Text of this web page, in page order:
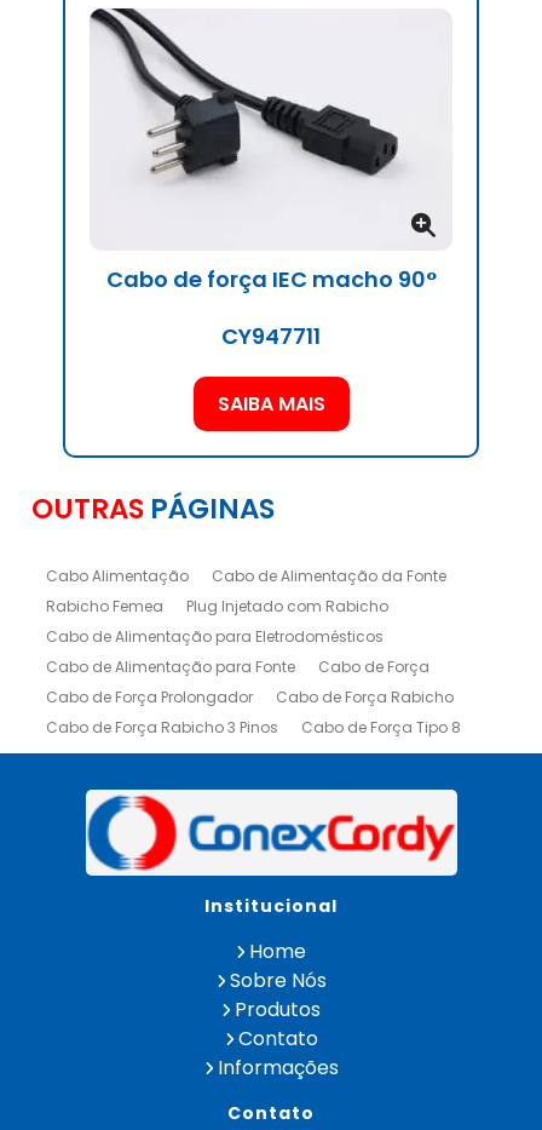
Cabo de força IEC macho 90°
CY947711
SAIBA MAIS
OUTRAS PÁGINAS
Cabo Alimentação
Cabo de Alimentação da Fonte
Rabicho Femea
Plug Injetado com Rabicho
Cabo de Alimentação para Eletrodomésticos
Cabo de Alimentação para Fonte
Cabo de Força
Cabo de Força Prolongador
Cabo de Força Rabicho
Cabo de Força Rabicho 3 Pinos
Cabo de Força Tipo 8
Cabo Fêmea Iec
Cabo Fonte de Alimentação
Rabicho Macho para Cabos
Rabicho com Plug Injetado
Cabos de Alimentação
Cabos Fonte de Alimentação
Cabos para Fonte de Alimentação
Chicote Cabo Decapado
Plug Injetado Rabicho
Cordão Prolongador Tripolar
Extensão Cordão Prolongador
Extensão Macho Femea
Fabrica de Cabo de Força
Fábrica de Cabos de Alimentação
Fabricante de Cabo de Força
Institucional
Home
Sobre Nós
Produtos
Contato
Informações
Contato